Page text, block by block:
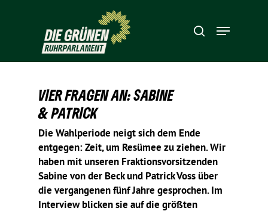
VIER FRAGEN AN: SABINE
& PATRICK
Die Wahl­pe­riode neigt sich dem Ende
entgegen: Zeit, um Resümee zu ziehen. Wir
haben mit unseren Frak­ti­ons­vor­sit­zenden
Sabine von der Beck und Patrick Voss über
die vergan­genen fünf Jahre gespro­chen. Im
Inter­view blicken sie auf die größten